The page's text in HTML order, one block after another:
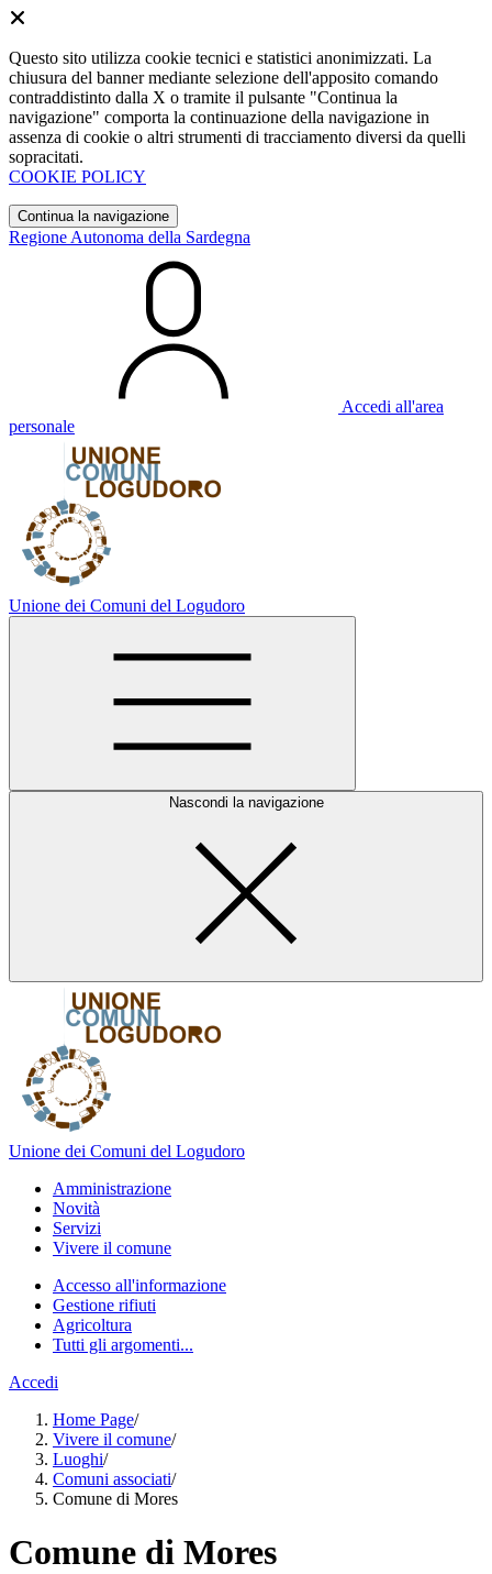
Questo sito utilizza cookie tecnici e statistici anonimizzati. La
chiusura del banner mediante selezione dell'apposito comando
contraddistinto dalla X o tramite il pulsante "Continua la
navigazione" comporta la continuazione della navigazione in
assenza di cookie o altri strumenti di tracciamento diversi da quelli
sopracitati.
COOKIE POLICY
Continua la navigazione
Regione Autonoma della Sardegna
Accedi all'area
personale
Unione dei Comuni del Logudoro
Nascondi la navigazione
Unione dei Comuni del Logudoro
Amministrazione
Novità
Servizi
Vivere il comune
Accesso all'informazione
Gestione rifiuti
Agricoltura
Tutti gli argomenti...
Accedi
Home Page/
Vivere il comune/
Luoghi/
Comuni associati/
Comune di Mores
Comune di Mores